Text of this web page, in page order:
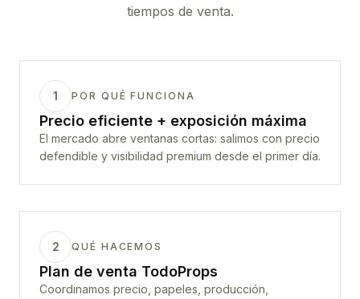
tiempos de venta.
1 POR QUÉ FUNCIONA
Precio eficiente + exposición máxima
El mercado abre ventanas cortas: salimos con precio
defendible y visibilidad premium desde el primer día.
2 QUÉ HACEMOS
Plan de venta TodoProps
Coordinamos precio, papeles, producción,